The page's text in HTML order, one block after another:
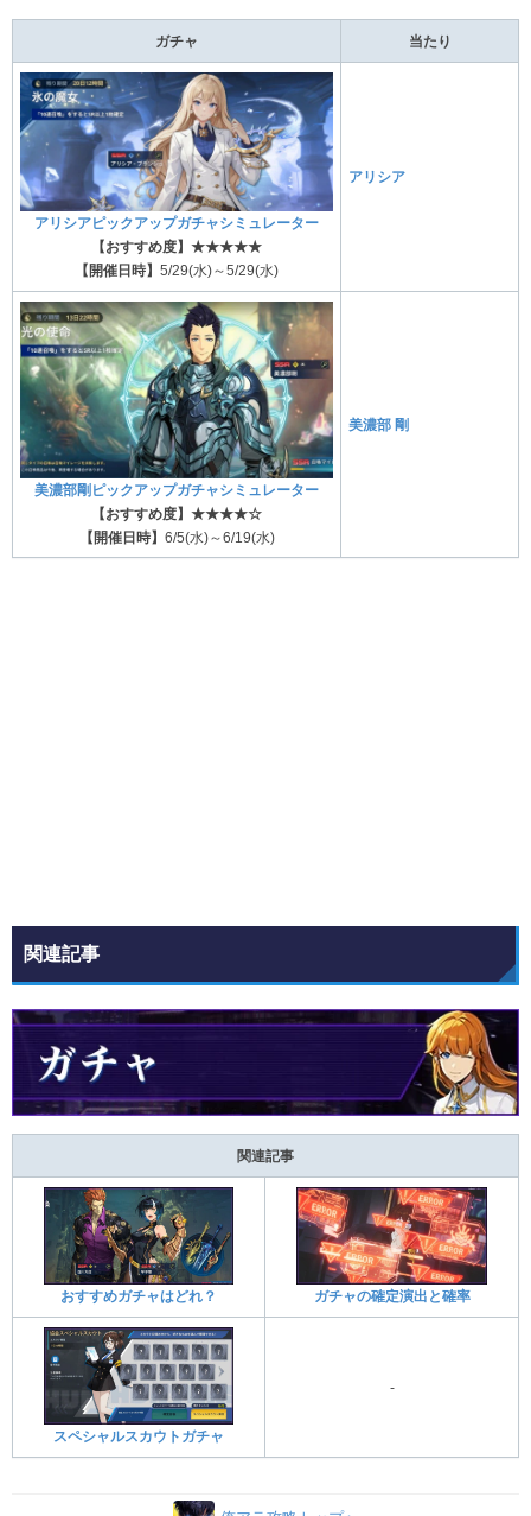
ガチャ 当たり
アリシアピックアップガチャシミュレーター
【おすすめ度】★★★★★
【開催日時】 5/29(水)～5/29(水)
アリシア
美濃部剛ピックアップガチャシミュレーター
【おすすめ度】★★★★☆
【開催日時】 6/5(水)～6/19(水)
美濃部 剛
関連記事
関連記事
おすすめガチャはどれ？ ガチャの確定演出と確率
スペシャルスカウトガチャ
-